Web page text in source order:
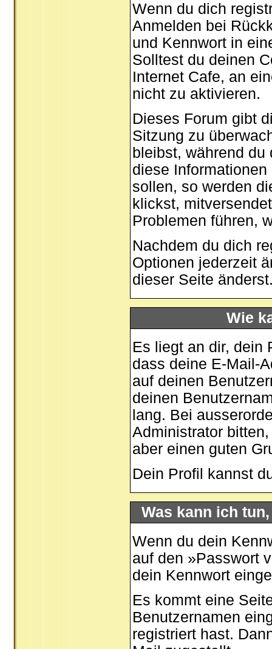
Wenn du dich
Anmelden bei
und Kennwort in
Solltest du deinen
Internet Cafe, an
nicht zu aktivieren.
Dieses Forum gibt
Sitzung zu
bleibst, während
diese
sollen, so werden
klickst,
Problemen führen,
Nachdem du dich
Optionen jederzeit
dieser Seite
Wie
Es liegt an dir, dein
dass deine E-Mail-
auf deinen
deinen
lang. Bei
Administrator
aber einen guten
Dein Profil kannst
Was kann ich
Wenn du dein
auf den »Passwort
dein Kennwort
Es kommt eine
Benutzernamen
registriert hast.